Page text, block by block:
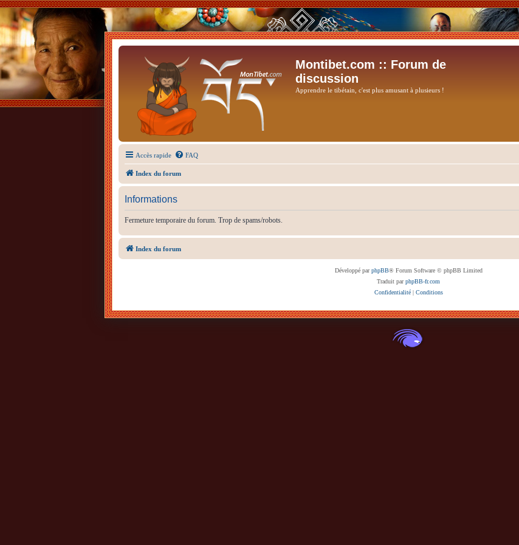
Montibet.com :: Forum de
discussion
Apprendre le tibétain, c'est plus amusant à plusieurs !
Accès rapide FAQ
Index du forum
Informations
Fermeture temporaire du forum. Trop de spams/robots.
Index du forum
Développé parphpBB® Forum Software © phpBB Limited
Traduit parphpBB-fr.com
Confidentialité| Conditions